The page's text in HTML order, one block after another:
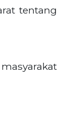
tentang